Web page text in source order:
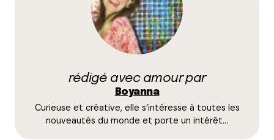
E-mail*
Prévenez-moi de tous les nouveaux commentaires
rédigé avec amour par
Boyanna
Curieuse et créative, elle s’intéresse à toutes les
nouveautés du monde et porte un intérêt…